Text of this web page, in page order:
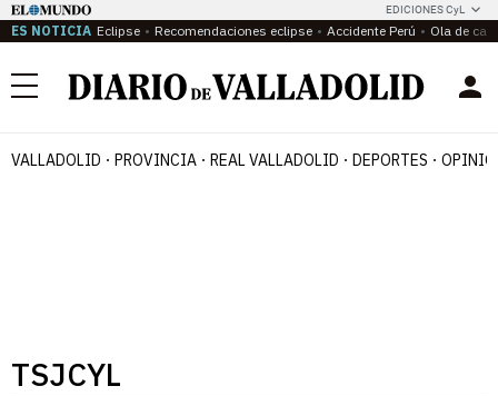
EDICIONES CyL
ES NOTICIA Eclipse Recomendaciones eclipse Accidente Perú Ola de
Menú
VALLADOLID PROVINCIA REAL VALLADOLID DEPORTES
TSJCYL